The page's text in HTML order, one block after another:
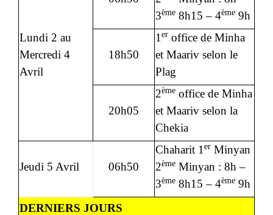
Lundi 2 au
Mercredi 4
Avril
3ème 8h15 – 4ème 9h
18h50
1 er office de Minha
et Maariv selon le
Plag
20h05
2ème office de Minha
et Maariv selon la
Chekia
Jeudi 5 Avril 06h50
Chaharit 1 er Minyan
2ème Minyan : 8h –
3ème 8h15 – 4ème 9h
DERNIERS JOURS